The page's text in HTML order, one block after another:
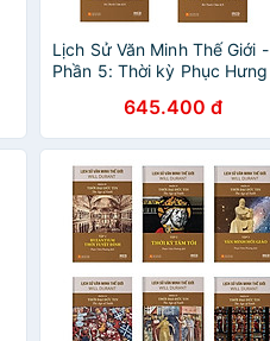
Lịch Sử Văn Minh Thế Giới -
Phần 5: Thời kỳ Phục Hưng
645.400 đ